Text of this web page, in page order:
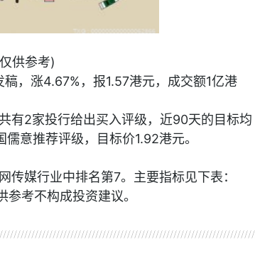
供参考)
，涨4.67%，报1.57港元，成交额1亿港
有2家投行给出买入评级，近90天的目标均
意推荐评级，目标价1.92港元。
媒行业中排名第7。主要指标见下表：
考不构成投资建议。